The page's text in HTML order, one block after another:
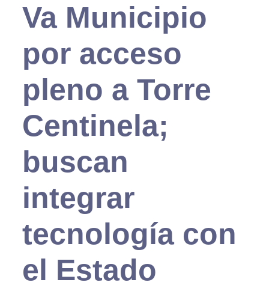
Va Municipio
por acceso
pleno a Torre
Centinela;
buscan
integrar
tecnología con
el Estado